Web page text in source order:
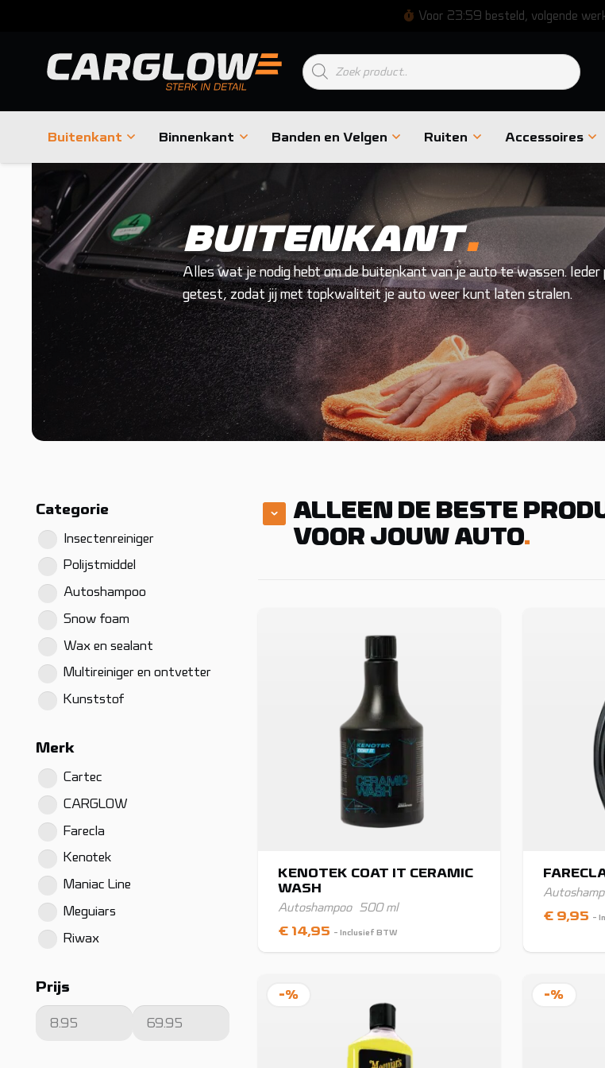
Voor 23:59 besteld, volgende
Producten
zoeken
Buitenkant Binnenkant Banden en Velgen Ruiten Accessoires
BUITENKANT.
Alles wat je nodig hebt om de buitenkant van je auto te wassen. Ieder
getest, zodat jij met topkwaliteit je auto weer kunt laten stralen.
Categorie
Insectenreiniger
Polijstmiddel
Autoshampoo
Snow foam
Wax en sealant
Multireiniger en ontvetter
Kunststof
Merk
Cartec
CARGLOW
Farecla
Kenotek
Maniac Line
Meguiars
Riwax
Prijs
ALLEEN DE BESTE
VOOR JOUW AUTO.
KENOTEK COAT IT CERAMIC
WASH
Autoshampoo 500 ml
€14,95 - Inclusief BTW
€ 9,95 -
-% -%